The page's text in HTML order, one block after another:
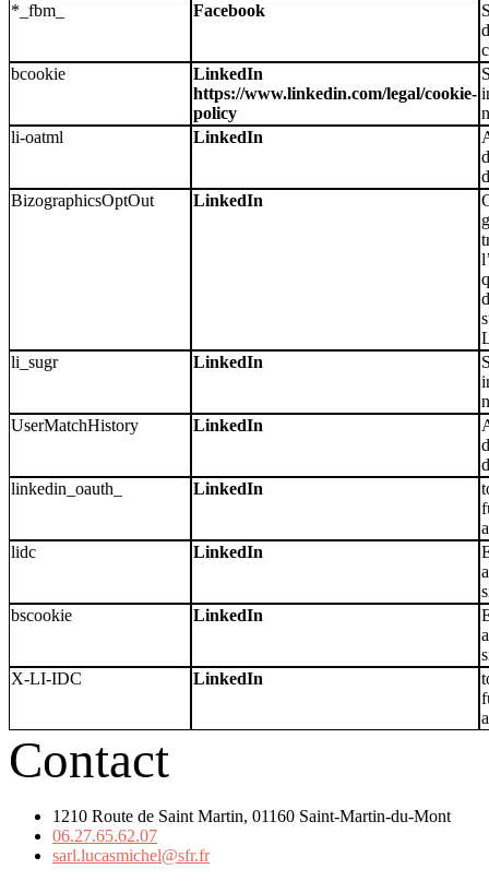
*_fbm_
Facebook
bcookie
LinkedIn
https://www.linkedin.com/legal/cookie-
policy
li-oatml
LinkedIn
BizographicsOptOut
LinkedIn
li_sugr
LinkedIn
UserMatchHistory
LinkedIn
linkedin_oauth_
LinkedIn
lidc
LinkedIn
bscookie
LinkedIn
X-LI-IDC
LinkedIn
Contact
1210 Route de Saint Martin, 01160 Saint-Martin-du-Mont
06.27.65.62.07
sarl.lucasmichel@sfr.fr